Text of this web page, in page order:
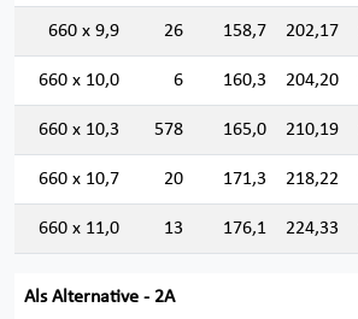
660 x 9,9 26 158,7 202,17
660 x 10,0 6 160,3 204,20
660 x 10,3 578 165,0 210,19
660 x 10,7 20 171,3 218,22
660 x 11,0 13 176,1 224,33
Als Alternative - 2A